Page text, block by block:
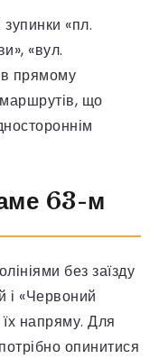
«пл.
«вул.
в прямому
що
63-м
без заїзду
і «Червоний
напряму. Для
опинитися